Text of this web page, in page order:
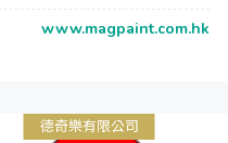
www.magpaint.com.hk
德奇樂有限公司